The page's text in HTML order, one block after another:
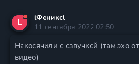
L
lФениксl
11 сентября 2022 02:50
Накосячили с озвучкой (там эхо
видео)